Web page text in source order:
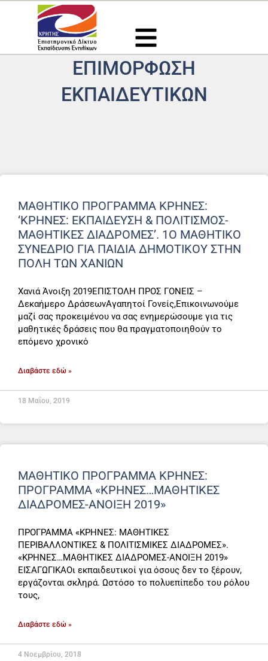
Μετάβαση
περιεχόμενο
ΕΠΙΜΟΡΦΩΣΗ
ΕΚΠΑΙΔΕΥΤΙΚΩΝ
ΜΑΘΗΤΙΚΟ ΠΡΟΓΡΑΜΜΑ ΚΡΗΝΕΣ:
‘ΚΡΗΝΕΣ: ΕΚΠΑΙΔΕΥΣΗ & ΠΟΛΙΤΙΣΜΟΣ-
ΜΑΘΗΤΙΚΕΣ ΔΙΑΔΡΟΜΕΣ’. 1O ΜΑΘΗΤΙΚΟ
ΣΥΝΕΔΡΙΟ ΓΙΑ ΠΑΙΔΙΑ ΔΗΜΟΤΙΚΟΥ ΣΤΗΝ
ΠΟΛΗ ΤΩΝ ΧΑΝΙΩΝ
Xανιά Άνοιξη 2019ΕΠΙΣΤΟΛΗ ΠΡΟΣ ΓΟΝΕΙΣ –
Δεκαήμερο ΔράσεωνΑγαπητοί Γονείς,Επικοινωνούμε
μαζί σας προκειμένου να σας ενημερώσουμε για τις
μαθητικές δράσεις που θα πραγματοποιηθούν το
επόμενο χρονικό
Διαβάστε εδώ »
18 Μαΐου, 2019
ΜΑΘΗΤΙΚΟ ΠΡΟΓΡΑΜΜΑ ΚΡΗΝΕΣ:
ΠΡΌΓΡΑΜΜΑ «ΚΡΗΝΕΣ…ΜΑΘΗΤΙΚΕΣ
ΔΙΑΔΡΟΜΕΣ-ΑΝΟΙΞΗ 2019»
ΠΡΟΓΡΑΜΜΑ «ΚΡΗΝΕΣ: ΜΑΘΗΤΙΚΕΣ
ΠΕΡΙΒΑΛΛΟΝΤΙΚΕΣ & ΠΟΛΙΤΙΣΜΙΚΕΣ ΔΙΑΔΡΟΜΕΣ».
«ΚΡΗΝΕΣ…ΜΑΘΗΤΙΚΕΣ ΔΙΑΔΡΟΜΕΣ-ΑΝΟΙΞΗ 2019»
ΕΙΣΑΓΩΓΙΚΑΟι εκπαιδευτικοί για όσους δεν το ξέρουν,
εργάζονται σκληρά. Ωστόσο το πολυεπίπεδο του ρόλου
τους,
Διαβάστε εδώ »
4 Νοεμβρίου, 2018